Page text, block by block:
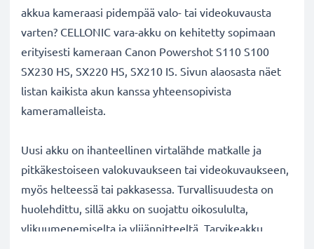
akkua kameraasi pidempää valo- tai videokuvausta
varten? CELLONIC vara-akku on kehitetty sopimaan
erityisesti kameraan Canon Powershot S110 S100
SX230 HS, SX220 HS, SX210 IS. Sivun alaosasta näet
listan kaikista akun kanssa yhteensopivista
kameramalleista.
Uusi akku on ihanteellinen virtalähde matkalle ja
pitkäkestoiseen valokuvaukseen tai videokuvaukseen,
myös helteessä tai pakkasessa. Turvallisuudesta on
huolehdittu, sillä akku on suojattu oikosululta,
ylikuumenemiselta ja ylijännitteeltä. Tarvikeakku